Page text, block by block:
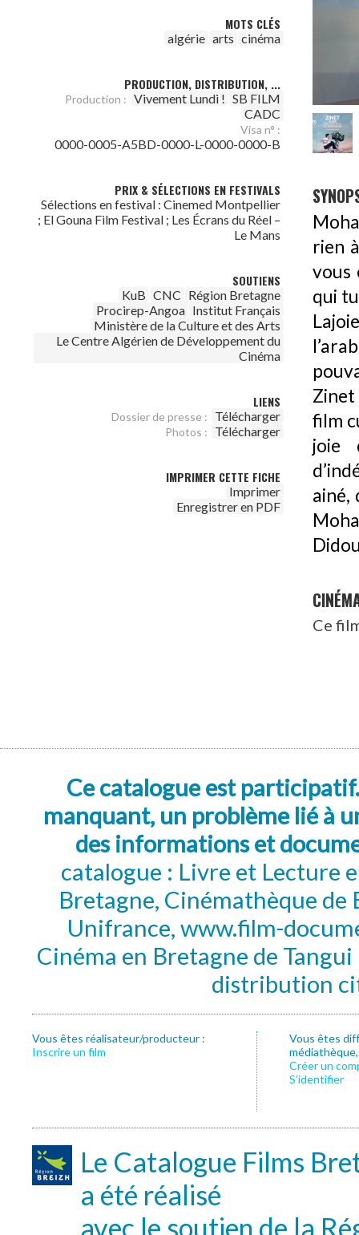
MOTS CLÉS
algérie arts cinéma
PRODUCTION, DISTRIBUTION, ...
Production : Vivement Lundi ! SB FILM
CADC
Visa n° :
0000-0005-A5BD-0000-L-0000-0000-B
PRIX & SÉLECTIONS EN FESTIVALS
Sélections en festival : Cinemed Montpellier
; El Gouna Film Festival ; Les Écrans du Réel –
Le Mans
SOUTIENS
KuB CNC Région Bretagne
Procirep-Angoa Institut Français
Ministère de la Culture et des Arts
Le Centre Algérien de Développement du
Cinéma
LIENS
Dossier de presse : Télécharger
Photos : Télécharger
IMPRIMER CETTE FICHE
Imprimer
Enregistrer en PDF
rien
vous
qui
Zinet
film
joie
ainé,
Ce
Ce catalogue est
manquant, un problème lié à
des informations et
catalogue : Livre et Lecture
Bretagne, Cinémathèque de
Unifrance, www.film-
Cinéma en Bretagne de
distribution
Vous êtes réalisateur/producteur :
Inscrire un film
Vous êtes
Créer un
S’identifier
Le Catalogue Films
a été réalisé
avec le soutien de la